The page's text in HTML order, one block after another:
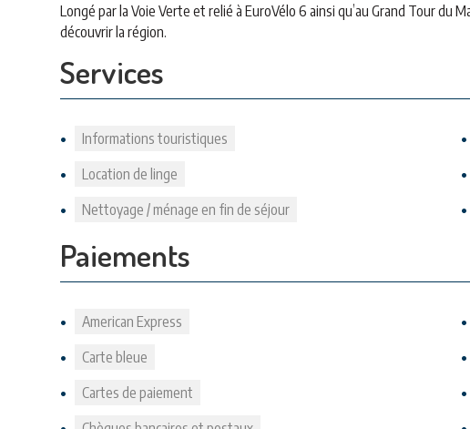
Longé par la Voie Verte et relié à EuroVélo 6 ainsi qu’au Grand Tour
découvrir la région.
Services
Informations touristiques
Location de linge
Nettoyage / ménage en fin de séjour
Paiements
American Express
Carte bleue
Cartes de paiement